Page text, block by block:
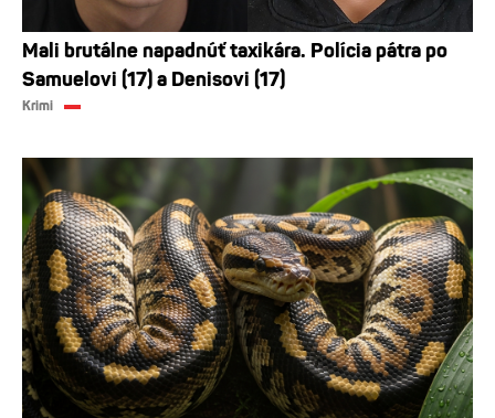
Mali brutálne napadnúť taxikára. Polícia pátra po
Samuelovi (17) a Denisovi (17)
Krimi